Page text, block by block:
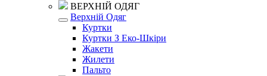
ВЕРХНІЙ ОДЯГ
Верхній Одяг
Куртки
Куртки З Еко-Шкіри
Жакети
Жилети
Пальто